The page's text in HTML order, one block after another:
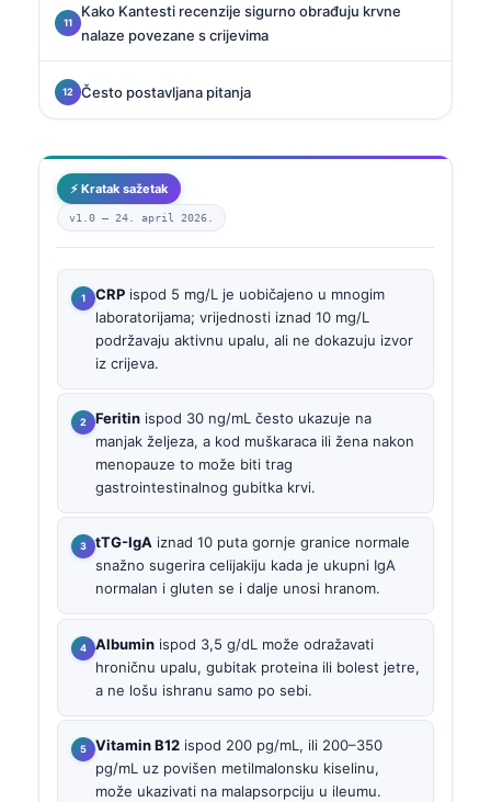
Kako Kantesti recenzije sigurno obrađuju krvne
nalaze povezane s crijevima
Često postavljana pitanja
⚡ Kratak sažetak
v1.0 — 24. april 2026.
CRP ispod 5 mg/L je uobičajeno u mnogim
laboratorijama; vrijednosti iznad 10 mg/L
podržavaju aktivnu upalu, ali ne dokazuju izvor
iz crijeva.
Feritin ispod 30 ng/mL često ukazuje na
manjak željeza, a kod muškaraca ili žena nakon
menopauze to može biti trag
gastrointestinalnog gubitka krvi.
tTG-IgA iznad 10 puta gornje granice normale
snažno sugerira celijakiju kada je ukupni IgA
normalan i gluten se i dalje unosi hranom.
Albumin ispod 3,5 g/dL može odražavati
hroničnu upalu, gubitak proteina ili bolest jetre,
a ne lošu ishranu samo po sebi.
Vitamin B12 ispod 200 pg/mL, ili 200–350
pg/mL uz povišen metilmalonsku kiselinu,
može ukazivati na malapsorpciju u ileumu.